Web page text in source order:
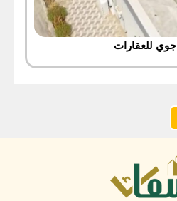
للعقارات